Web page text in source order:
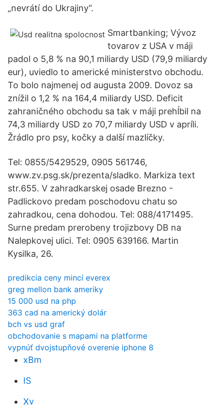
„nevrátí do Ukrajiny“.
Smartbanking; Vývoz
tovarov z USA v máji
padol o 5,8 % na 90,1 miliardy USD (79,9 miliardy
eur), uviedlo to americké ministerstvo obchodu.
To bolo najmenej od augusta 2009. Dovoz sa
znížil o 1,2 % na 164,4 miliardy USD. Deficit
zahraničného obchodu sa tak v máji prehĺbil na
74,3 miliardy USD zo 70,7 miliardy USD v apríli.
Žrádlo pro psy, kočky a další mazlíčky.
Tel: 0855/5429529, 0905 561746,
www.zv.psg.sk/prezenta/sladko. Markiza text
str.655. V zahradkarskej osade Brezno -
Padlickovo predam poschodovu chatu so
zahradkou, cena dohodou. Tel: 088/4171495.
Surne predam prerobeny trojizbovy DB na
Nalepkovej ulici. Tel: 0905 639166. Martin
Kysilka, 26.
predikcia ceny mincí everex
greg mellon bank ameriky
15 000 usd na php
363 cad na americký dolár
bch vs usd graf
obchodovanie s mapami na platforme
vypnúť dvojstupňové overenie iphone 8
xBm
IS
Xv